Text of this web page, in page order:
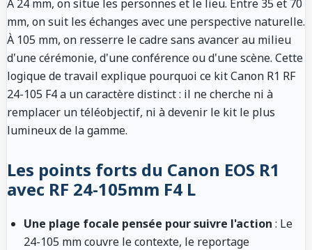
À 24 mm, on situe les personnes et le lieu. Entre 35 et 70
mm, on suit les échanges avec une perspective naturelle.
À 105 mm, on resserre le cadre sans avancer au milieu
d'une cérémonie, d'une conférence ou d'une scène. Cette
logique de travail explique pourquoi ce kit Canon R1 RF
24-105 F4 a un caractère distinct : il ne cherche ni à
remplacer un téléobjectif, ni à devenir le kit le plus
lumineux de la gamme.
Les points forts du Canon EOS R1
avec RF 24-105mm F4 L
Une plage focale pensée pour suivre l'action : Le
24-105 mm couvre le contexte, le reportage